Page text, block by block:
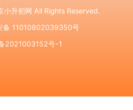
小升初网 All Rights Reserved.
备 11010802039350号
2021003152号-1